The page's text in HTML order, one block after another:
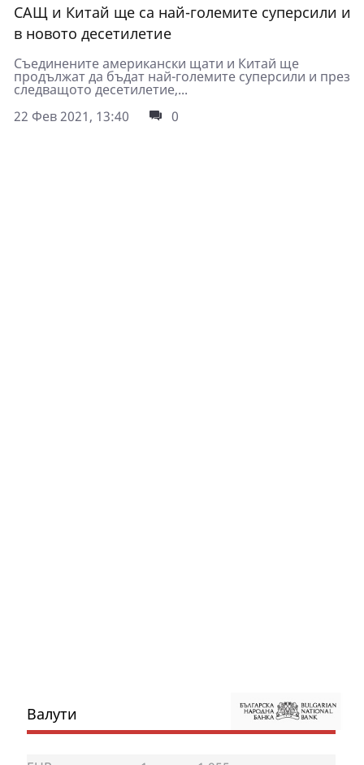
САЩ и Китай ще са най-големите суперсили и
в новото десетилетие
Съединените американски щати и Китай ще
продължат да бъдат най-големите суперсили и през
следващото десетилетие,...
22 Фев 2021, 13:40
0
Валути